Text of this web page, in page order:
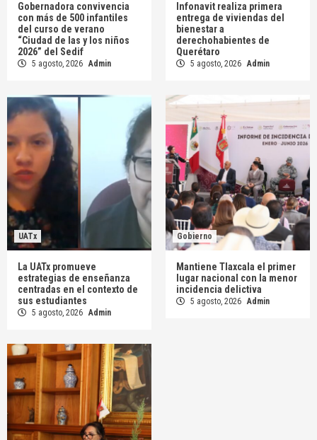
Gobernadora convivencia
con más de 500 infantiles
del curso de verano
“Ciudad de las y los niños
2026” del Sedif
5 agosto, 2026 Admin
Infonavit realiza primera
entrega de viviendas del
bienestar a
derechohabientes de
Querétaro
5 agosto, 2026 Admin
UATx
La UATx promueve
estrategias de enseñanza
centradas en el contexto de
sus estudiantes
5 agosto, 2026 Admin
Gobierno
Mantiene Tlaxcala el primer
lugar nacional con la menor
incidencia delictiva
5 agosto, 2026 Admin